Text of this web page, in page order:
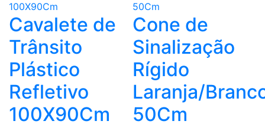
Cavalete de
Trânsito
Plástico
Refletivo
100X90Cm
Cone de
Sinalização
Rígido
Laranja/
50Cm